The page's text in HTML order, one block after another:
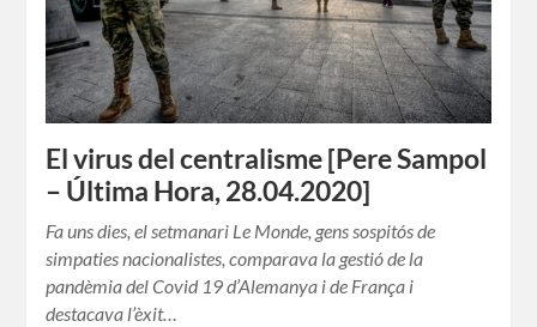
El virus del centralisme [Pere Sampol
– Última Hora, 28.04.2020]
Fa uns dies, el setmanari Le Monde, gens sospitós de
simpaties nacionalistes, comparava la gestió de la
pandèmia del Covid 19 d’Alemanya i de França i
destacava l’èxit…